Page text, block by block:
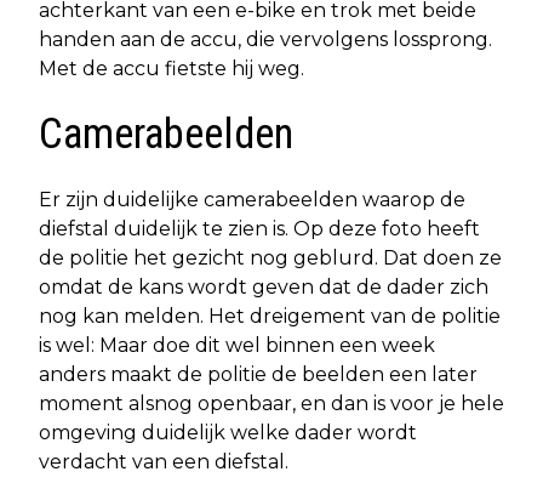
achterkant van een e-bike en trok met beide
handen aan de accu, die vervolgens lossprong.
Met de accu fietste hij weg.
Camerabeelden
Er zijn duidelijke camerabeelden waarop de
diefstal duidelijk te zien is. Op deze foto heeft
de politie het gezicht nog geblurd. Dat doen ze
omdat de kans wordt geven dat de dader zich
nog kan melden. Het dreigement van de politie
is wel: Maar doe dit wel binnen een week
anders maakt de politie de beelden een later
moment alsnog openbaar, en dan is voor je hele
omgeving duidelijk welke dader wordt
verdacht van een diefstal.